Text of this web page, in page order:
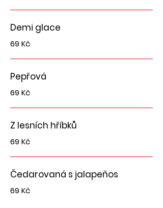
Demi glace
69 Kč
Pepřová
69 Kč
Z lesních hříbků
69 Kč
Čedarovaná s jalapeňos
69 Kč